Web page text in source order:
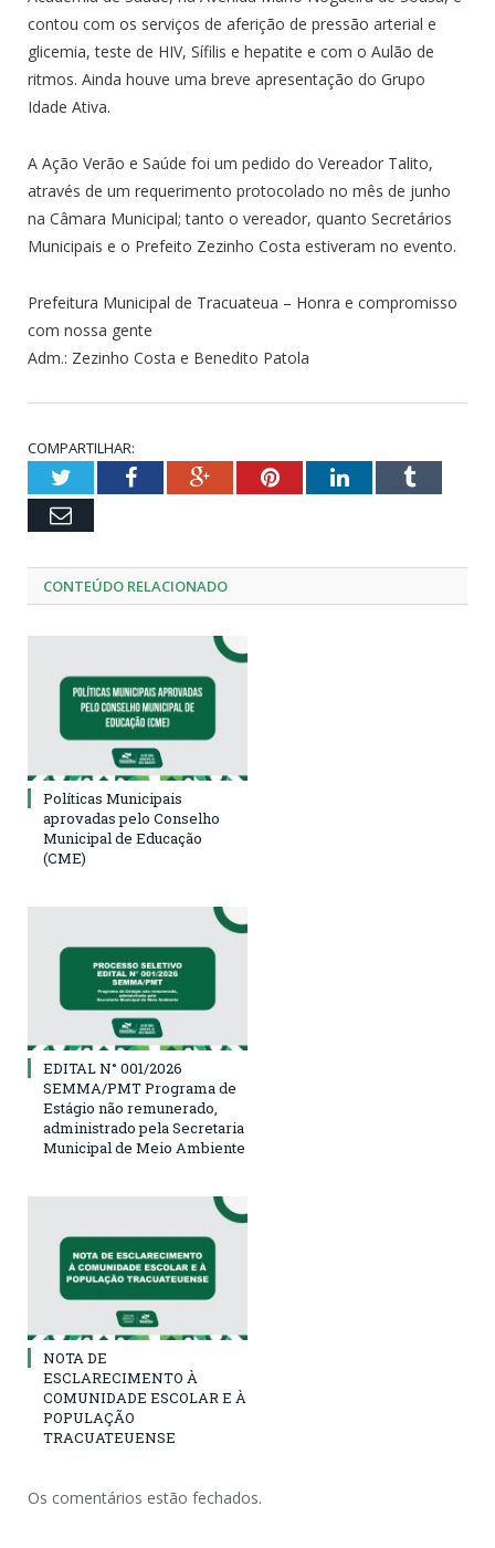
contou com os serviços de aferição de pressão arterial e
glicemia, teste de HIV, Sífilis e hepatite e com o Aulão de
ritmos. Ainda houve uma breve apresentação do Grupo
Idade Ativa.
A Ação Verão e Saúde foi um pedido do Vereador Talito,
através de um requerimento protocolado no mês de junho
na Câmara Municipal; tanto o vereador, quanto Secretários
Municipais e o Prefeito Zezinho Costa estiveram no evento.
Prefeitura Municipal de Tracuateua – Honra e compromisso
com nossa gente
Adm.: Zezinho Costa e Benedito Patola
COMPARTILHAR:
TwitterFacebookGoogle+PinterestLinkedInTumblr
Email
CONTEÚDO RELACIONADO
Políticas Municipais
aprovadas pelo Conselho
Municipal de Educação
(CME)
EDITAL N° 001/2026
SEMMA/PMT Programa de
Estágio não remunerado,
administrado pela Secretaria
Municipal de Meio Ambiente
NOTA DE
ESCLARECIMENTO À
COMUNIDADE ESCOLAR E À
POPULAÇÃO
TRACUATEUENSE
Os comentários estão fechados.